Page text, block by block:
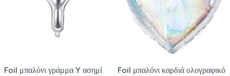
Foil μπαλόνι γράμμα Y ασημί
Foil μπαλόνι καρδιά ολογραφικό